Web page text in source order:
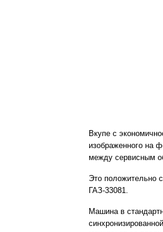
Вкупе с
изображенного на
между сервисным
Это положительно
ГАЗ-33081.
Машина в